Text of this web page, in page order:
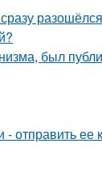
был
отправить ее